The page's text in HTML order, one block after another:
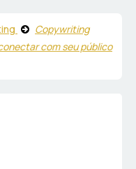
Copywriting
com seu público